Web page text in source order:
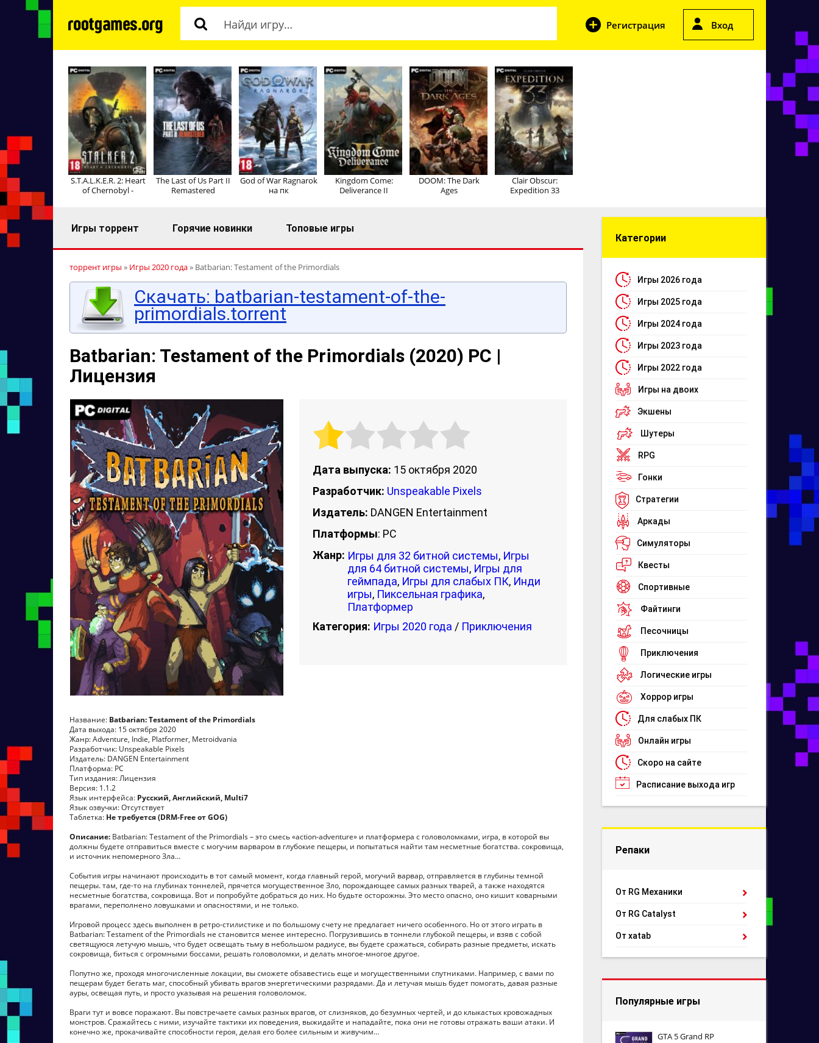
Регистрация Вход
S.T.A.L.K.E.R. 2: Heart
of Chernobyl -
The Last of Us Part II
Remastered
God of War Ragnarok
на пк
Kingdom Come:
Deliverance II
DOOM: The Dark
Ages
Clair Obscur:
Expedition 33
Игры торрент Горячие новинки Топовые игры
торрент игры » Игры 2020 года» Batbarian: Testament of the Primordials
Скачать: batbarian-testament-of-the-
primordials.torrent
Batbarian: Testament of the Primordials (2020) PC |
Лицензия
Дата выпуска: 15 октября 2020
Разработчик: Unspeakable Pixels
Издатель: DANGEN Entertainment
Платформы: PC
Жанр: Игры для 32 битной системы, Игры
для 64 битной системы, Игры для
геймпада, Игры для слабых ПК, Инди
игры, Пиксельная графика,
Платформер
Категория: Игры 2020 года / Приключения
Название: Batbarian: Testament of the Primordials
Дата выхода: 15 октября 2020
Жанр: Adventure, Indie, Platformer, Metroidvania
Разработчик: Unspeakable Pixels
Издатель: DANGEN Entertainment
Платформа: PC
Тип издания: Лицензия
Версия: 1.1.2
Язык интерфейса: Русский, Английский, Multi7
Язык озвучки: Отсутствует
Таблетка: Не требуется (DRM-Free от GOG)
Описание: Batbarian: Testament of the Primordials – это смесь «action-adventure» и платформера с головоломками, игра, в которой вы
должны будете отправиться вместе с могучим варваром в глубокие пещеры, и попытаться найти там несметные богатства. сокровища,
и источник непомерного Зла…
События игры начинают происходить в тот самый момент, когда главный герой, могучий варвар, отправляется в глубины темной
пещеры. там, где-то на глубинах тоннелей, прячется могущественное Зло, порождающее самых разных тварей, а также находятся
несметные богатства, сокровища. Вот и попробуйте добраться до них. Но будьте осторожны. Это место опасно, оно кишит коварными
врагами, переполнено ловушками и опасностями, и не только.
Игровой процесс здесь выполнен в ретро-стилистике и по большому счету не предлагает ничего особенного. Но от этого играть в
Batbarian: Testament of the Primordials не становится менее интересно. Погрузившись в тоннели глубокой пещеры, и взяв с собой
светящуюся летучую мышь, что будет освещать тьму в небольшом радиусе, вы будете сражаться, собирать разные предметы, искать
сокровища, биться с огромными боссами, решать головоломки, и делать многое-многое другое.
Попутно же, проходя многочисленные локации, вы сможете обзавестись еще и могущественными спутниками. Например, с вами по
пещерам будет бегать маг, способный убивать врагов энергетическими разрядами. Да и летучая мышь будет помогать, давая разные
ауры, освещая путь, и просто указывая на решения головоломок.
Враги тут и вовсе поражают. Вы повстречаете самых разных врагов, от слизняков, до безумных чертей, и до клыкастых кровожадных
монстров. Сражайтесь с ними, изучайте тактики их поведения, выжидайте и нападайте, пока они не готовы отражать ваши атаки. И
конечно же, прокачивайте способности героя, делая его более сильным и живучим…
Категории
Игры 2026 года
Игры 2025 года
Игры 2024 года
Игры 2023 года
Игры 2022 года
Игры на двоих
Экшены
Шутеры
RPG
Гонки
Стратегии
Аркады
Симуляторы
Квесты
Спортивные
Файтинги
Песочницы
Приключения
Логические игры
Хоррор игры
Для слабых ПК
Онлайн игры
Скоро на сайте
Расписание выхода игр
Репаки
От RG Механики
От RG Catalyst
От xatab
Популярные игры
GTA 5 Grand RP